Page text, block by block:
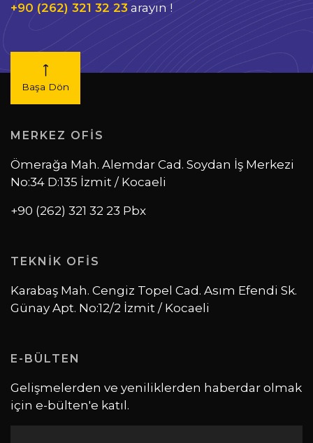
+90 (262) 321 32 23 arayın !
MERKEZ OFİS
Ömerağa Mah. Alemdar Cad. Soydan İş Merkezi
No:34 D:135 İzmit / Kocaeli
+90 (262) 321 32 23 Pbx
TEKNİK OFİS
Karabaş Mah. Cengiz Topel Cad. Asım Efendi Sk.
Günay Apt. No:12/2 İzmit / Kocaeli
E-BÜLTEN
Gelişmelerden ve yeniliklerden haberdar olmak
için e-bülten'e katıl.
Başa Dön